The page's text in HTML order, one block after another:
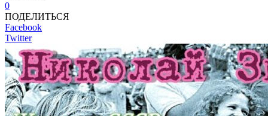
0
ПОДЕЛИТЬСЯ
Facebook
Twitter